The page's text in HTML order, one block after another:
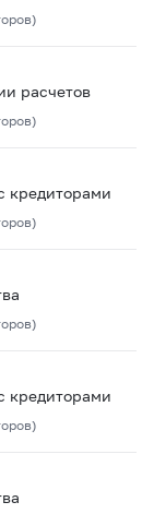
расчетов
кредиторами
кредиторами